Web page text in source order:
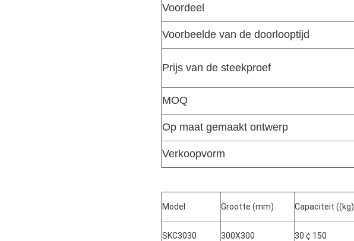
Voordeel
Voorbeelde van de doorlooptijd
Prijs van de steekproef
MOQ
Op maat gemaakt ontwerp
Verkoopvorm
Model Grootte (mm) Capaciteit ((kg)
SKC3030 300X300 30 ¢ 150